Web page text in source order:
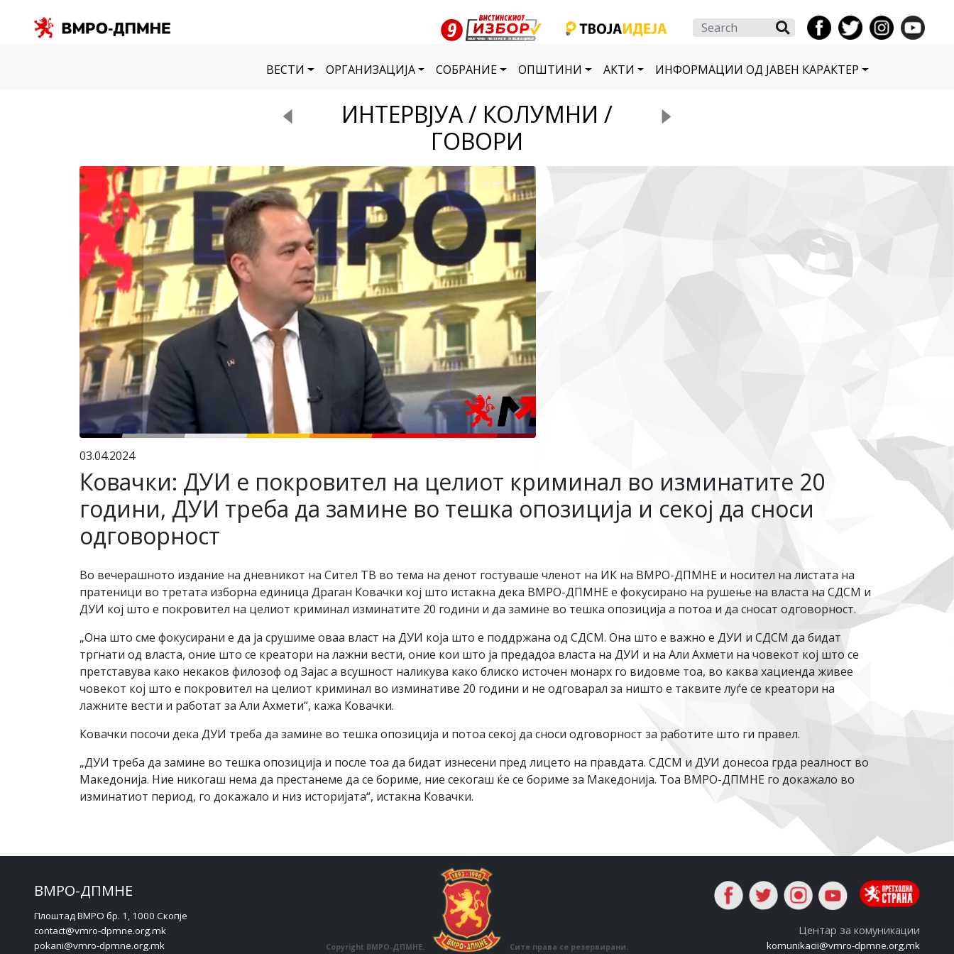
Search
ВЕСТИ ОРГАНИЗАЦИЈА СОБРАНИЕ ОПШТИНИ АКТИ ИНФОРМАЦИИ ОД ЈАВЕН КАРАКТЕР
ИНТЕРВЈУА / КОЛУМНИ /
ГОВОРИ
03.04.2024
Ковачки: ДУИ е покровител на целиот криминал во изминатите 20
години, ДУИ треба да замине во тешка опозиција и секој да сноси
одговорност
Во вечерашното издание на дневникот на Сител ТВ во тема на денот гостуваше членот на ИК на ВМРО-ДПМНЕ и носител на листата на
пратеници во третата изборна единица Драган Ковачки кој што истакна дека ВМРО-ДПМНЕ е фокусирано на рушење на власта на СДСМ и
ДУИ кој што е покровител на целиот криминал изминатите 20 години и да замине во тешка опозиција а потоа и да сносат одговорност.
„Она што сме фокусирани е да ја срушиме оваа власт на ДУИ која што е поддржана од СДСМ. Она што е важно е ДУИ и СДСМ да бидат
тргнати од власта, оние што се креатори на лажни вести, оние кои што ја предадоа власта на ДУИ и на Али Ахмети на човекот кој што се
претставува како некаков филозоф од Зајас а всушност наликува како блиско источен монарх го видовме тоа, во каква хациенда живее
човекот кој што е покровител на целиот криминал во изминативе 20 години и не одговарал за ништо е таквите луѓе се креатори на
лажните вести и работат за Али Ахмети“, кажа Ковачки.
Ковачки посочи дека ДУИ треба да замине во тешка oпозиција и потоа секој да сноси одговорност за работите што ги правел.
„ДУИ треба да замине во тешка опозиција и после тоа да бидат изнесени пред лицето на правдата. СДСМ и ДУИ донесоа грда реалност во
Македонија. Ние никогаш нема да престанеме да се бориме, ние секогаш ќе се бориме за Македонија. Тоа ВМРО-ДПМНЕ го докажало во
изминатиот период, го докажало и низ историјата“, истакна Ковачки.
ВМРО-ДПМНЕ
Плоштад ВМРО бр. 1, 1000 Скопје
contact@vmro-dpmne.org.mk
pokani@vmro-dpmne.org.mk
Copyright ВМРО-ДПМНЕ. Сите права се резервирани.
Центар за комуникации
komunikacii@vmro-dpmne.org.mk